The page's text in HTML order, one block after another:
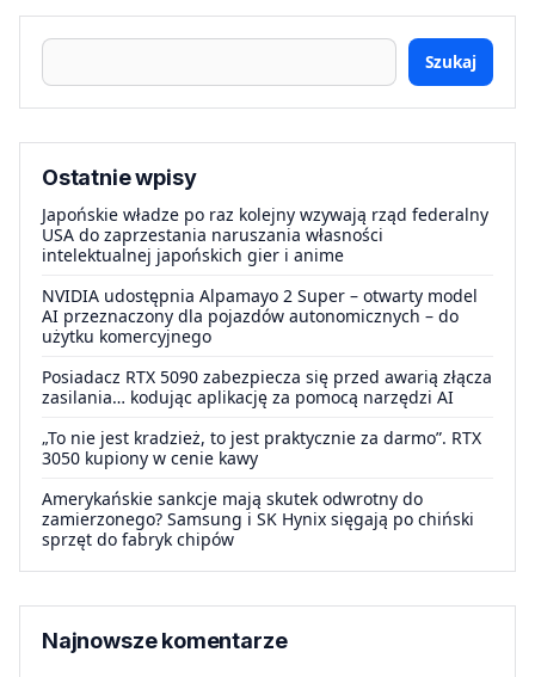
Szukaj
Ostatnie wpisy
Japońskie władze po raz kolejny wzywają rząd federalny
USA do zaprzestania naruszania własności
intelektualnej japońskich gier i anime
NVIDIA udostępnia Alpamayo 2 Super – otwarty model
AI przeznaczony dla pojazdów autonomicznych – do
użytku komercyjnego
Posiadacz RTX 5090 zabezpiecza się przed awarią złącza
zasilania… kodując aplikację za pomocą narzędzi AI
„To nie jest kradzież, to jest praktycznie za darmo”. RTX
3050 kupiony w cenie kawy
Amerykańskie sankcje mają skutek odwrotny do
zamierzonego? Samsung i SK Hynix sięgają po chiński
sprzęt do fabryk chipów
Najnowsze komentarze